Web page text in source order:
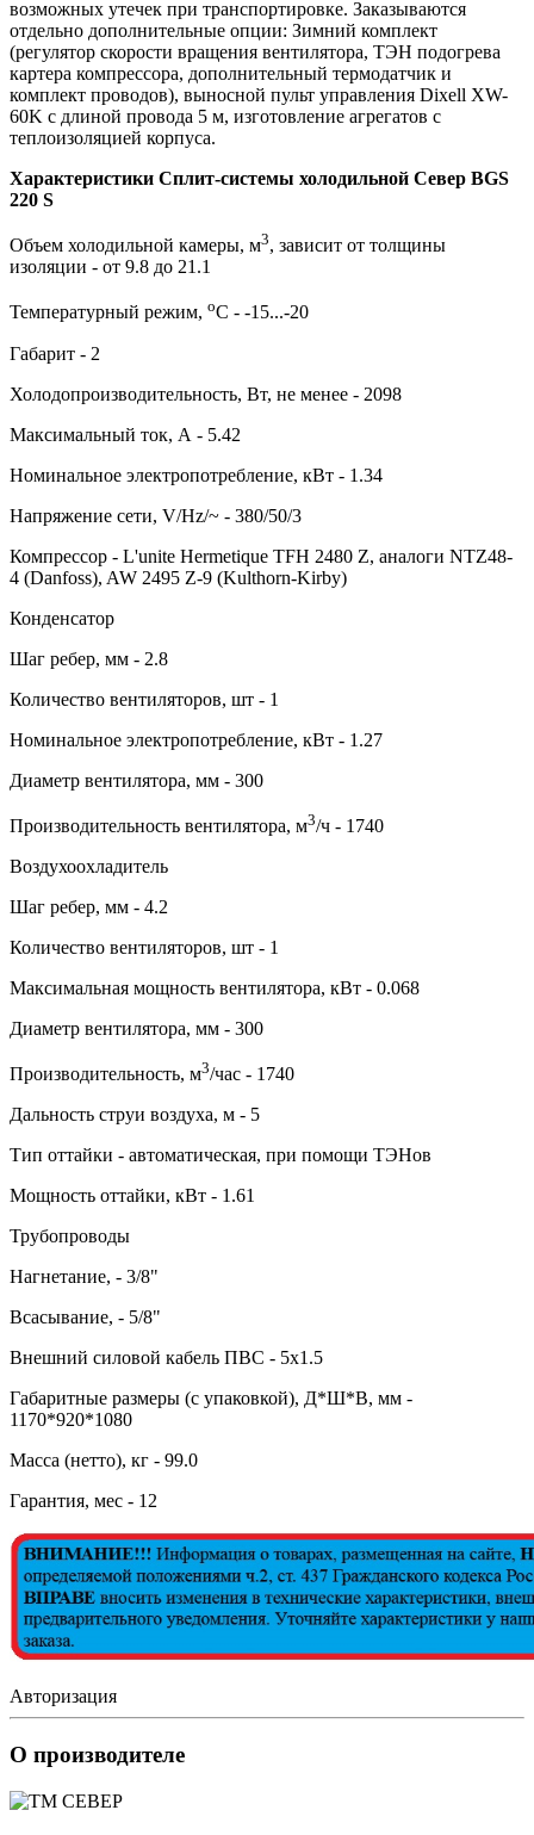
возможных утечек при транспортировке. Заказываются
отдельно дополнительные опции: Зимний комплект
(регулятор скорости вращения вентилятора, ТЭН подогрева
картера компрессора, дополнительный термодатчик и
комплект проводов), выносной пульт управления Dixell XW-
60K с длиной провода 5 м, изготовление агрегатов с
теплоизоляцией корпуса.
Характеристики Сплит-системы холодильной Север BGS
220 S
Объем холодильной камеры, м3, зависит от толщины
изоляции - от 9.8 до 21.1
Температурный режим, оС - -15...-20
Габарит - 2
Холодопроизводительность, Вт, не менее - 2098
Максимальный ток, А - 5.42
Номинальное электропотребление, кВт - 1.34
Напряжение сети, V/Hz/~ - 380/50/3
Компрессор - L'unite Hermetique TFH 2480 Z, аналоги NTZ48-
4 (Danfoss), AW 2495 Z-9 (Kulthorn-Kirby)
Конденсатор
Шаг ребер, мм - 2.8
Количество вентиляторов, шт - 1
Номинальное электропотребление, кВт - 1.27
Диаметр вентилятора, мм - 300
Производительность вентилятора, м3/ч - 1740
Воздухоохладитель
Шаг ребер, мм - 4.2
Количество вентиляторов, шт - 1
Максимальная мощность вентилятора, кВт - 0.068
Диаметр вентилятора, мм - 300
Производительность, м3/час - 1740
Дальность струи воздуха, м - 5
Тип оттайки - автоматическая, при помощи ТЭНов
Мощность оттайки, кВт - 1.61
Трубопроводы
Нагнетание, - 3/8"
Всасывание, - 5/8"
Внешний силовой кабель ПВС - 5х1.5
Габаритные размеры (с упаковкой), Д*Ш*В, мм -
1170*920*1080
Масса (нетто), кг - 99.0
Гарантия, мес - 12
Авторизация
О производителе